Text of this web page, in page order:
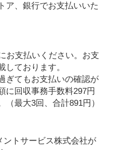
ア、銀行でお支払いいた
お支払いください。お支
しております。
ぎてもお支払いの確認が
に回収事務手数料297円
（最大3回、合計891円）
ントサービス株式会社が